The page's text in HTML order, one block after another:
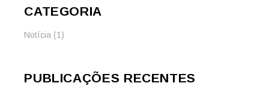
CATEGORIA
Notícia (1)
PUBLICAÇÕES RECENTES